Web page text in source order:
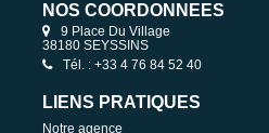
NOS COORDONNÉES
9 Place Du Village
38180 SEYSSINS
Tél. : +33 4 76 84 52 40
LIENS PRATIQUES
Notre agence